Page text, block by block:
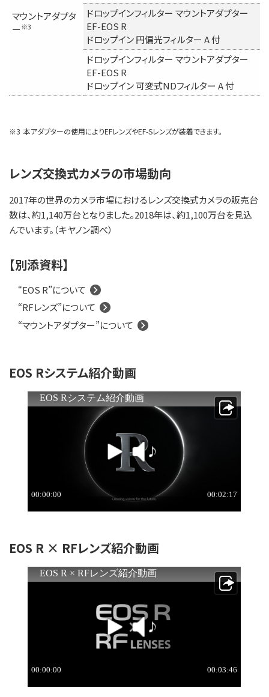
マウントアダプタ
ー※3
ドロップインフィルター マウントアダプター
EF-EOS R
ドロップイン 円偏光フィルター A 付
ドロップインフィルター マウントアダプター
EF-EOS R
ドロップイン 可変式NDフィルター A 付
※3 本アダプターの使用によりEFレンズやEF-Sレンズが装着できます。
レンズ交換式カメラの市場動向
2017年の世界のカメラ市場におけるレンズ交換式カメラの販売台
数は、約1,140万台となりました。2018年は、約1,100万台を見込
んでいます。（キヤノン調べ）
【別添資料】
“EOS R”について
“RFレンズ”について
“マウントアダプター”について
EOS Rシステム紹介動画
EOS R × RFレンズ紹介動画